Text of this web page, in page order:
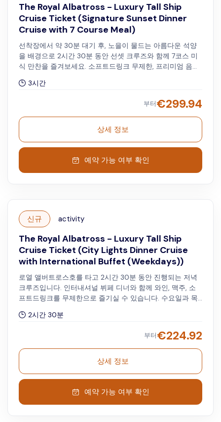
The Royal Albatross - Luxury Tall Ship
Cruise Ticket (Signature Sunset Dinner
Cruise with 7 Course Meal)
선착장에서 약 30분 대기 후, 노을이 물드는 아름다운 석양
을 배경으로 2시간 30분 동안 선셋 크루즈와 함께 7코스 미
식 만찬을 즐겨보세요. 소프트드링크 무제한, 프리미엄 음료
토·일요일은 오후 6시에 출항합니다.
3시간
부터€299.94
상세 정보
예약 가능 여부 확인
신규 activity
The Royal Albatross - Luxury Tall Ship
Cruise Ticket (City Lights Dinner Cruise
with International Buffet (Weekdays))
로열 앨버트로스호를 타고 2시간 30분 동안 진행되는 저녁
크루즈입니다. 인터내셔널 뷔페 디너와 함께 와인, 맥주, 소
프트드링크를 무제한으로 즐기실 수 있습니다. 수요일과 목
2시간 30분
부터€224.92
상세 정보
예약 가능 여부 확인